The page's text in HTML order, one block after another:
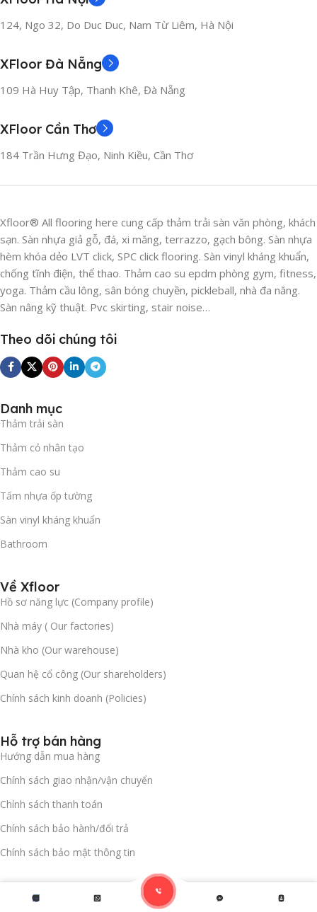
124, Ngo 32, Do Duc Duc, Nam Từ Liêm, Hà Nội
XFloor Đà Nẵng
109 Hà Huy Tập, Thanh Khê, Đà Nẵng
XFloor Cần Thơ
184 Trần Hưng Đạo, Ninh Kiều, Cần Thơ
Xfloor® All flooring here cung cấp thảm trải sàn văn phòng, khách
sạn. Sàn nhựa giả gỗ, đá, xi măng, terrazzo, gạch bông. Sàn nhựa
hèm khóa dẻo LVT click, SPC click flooring. Sàn vinyl kháng khuẩn,
chống tĩnh điện, thể thao. Thảm cao su epdm phòng gym, fitness,
yoga. Thảm cầu lông, sân bóng chuyền, pickleball, nhà đa năng.
Sàn nâng kỹ thuật. Pvc skirting, stair noise…
Theo dõi chúng tôi
Danh mục
Thảm trải sàn
Thảm cỏ nhân tạo
Thảm cao su
Tấm nhựa ốp tường
Sàn vinyl kháng khuẩn
Bathroom
Về Xfloor
Hồ sơ năng lực (Company profile)
Nhà máy ( Our factories)
Nhà kho (Our warehouse)
Quan hệ cổ công (Our shareholders)
Chính sách kinh doanh (Policies)
Hỗ trợ bán hàng
Hướng dẫn mua hàng
Chính sách giao nhận/vận chuyển
Chính sách thanh toán
Chính sách bảo hành/đổi trả
Chính sách bảo mật thông tin
©2024 Xfloor. All rights reserved.